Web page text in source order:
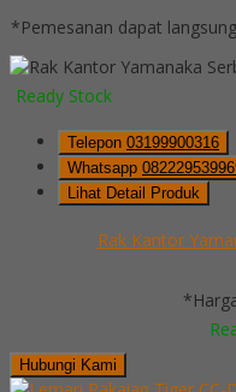
*Pemesanan dapat
Ready Stock
Telepon 03199900316
Whatsapp
Lihat Detail Produk
Rak Kantor
Hubungi Kami